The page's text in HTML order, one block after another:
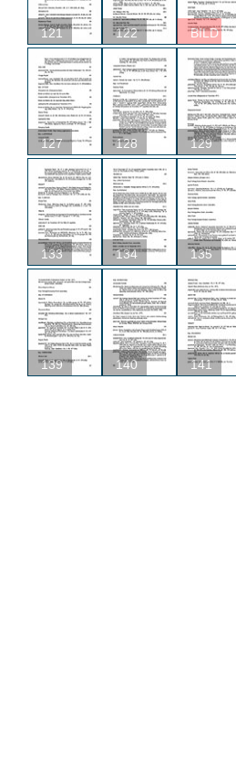
121 122 BILD
127 128 129
133 134 135
139 140 141